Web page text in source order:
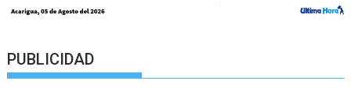
PUBLICIDAD